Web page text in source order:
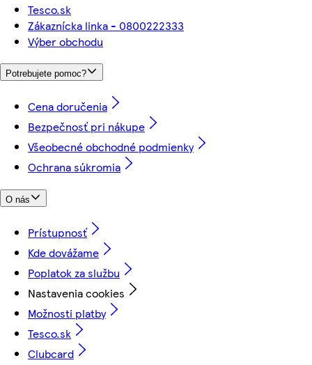
Tesco.sk
Zákaznícka linka - 0800222333
Výber obchodu
Potrebujete pomoc?
Cena doručenia
Bezpečnosť pri nákupe
Všeobecné obchodné podmienky
Ochrana súkromia
O nás
Prístupnosť
Kde dovážame
Poplatok za službu
Nastavenia cookies
Možnosti platby
Tesco.sk
Clubcard